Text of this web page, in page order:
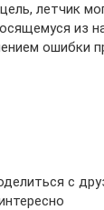
летчик
из
ошибки
с